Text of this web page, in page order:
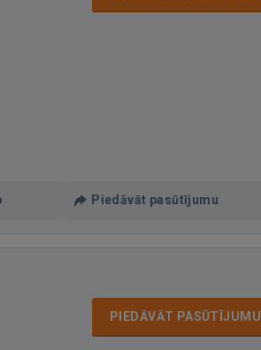
Piedāvāt pasūtījumu
PIEDĀVĀT PASŪTĪJUMU